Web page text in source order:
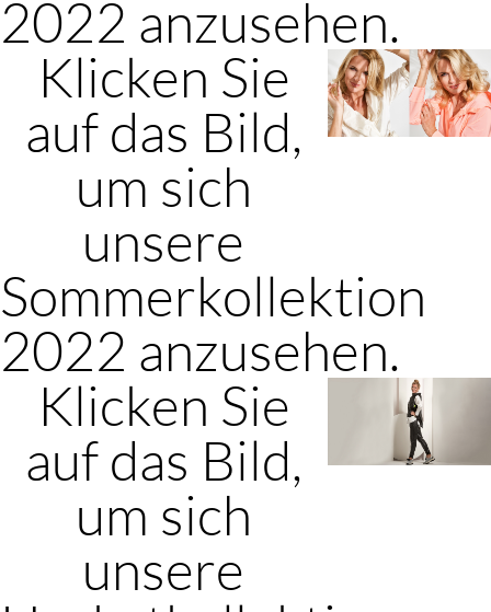
2022 anzusehen.
Klicken Sie
auf das Bild,
um sich
unsere
Sommerkollektion
2022 anzusehen.
Klicken Sie
auf das Bild,
um sich
unsere